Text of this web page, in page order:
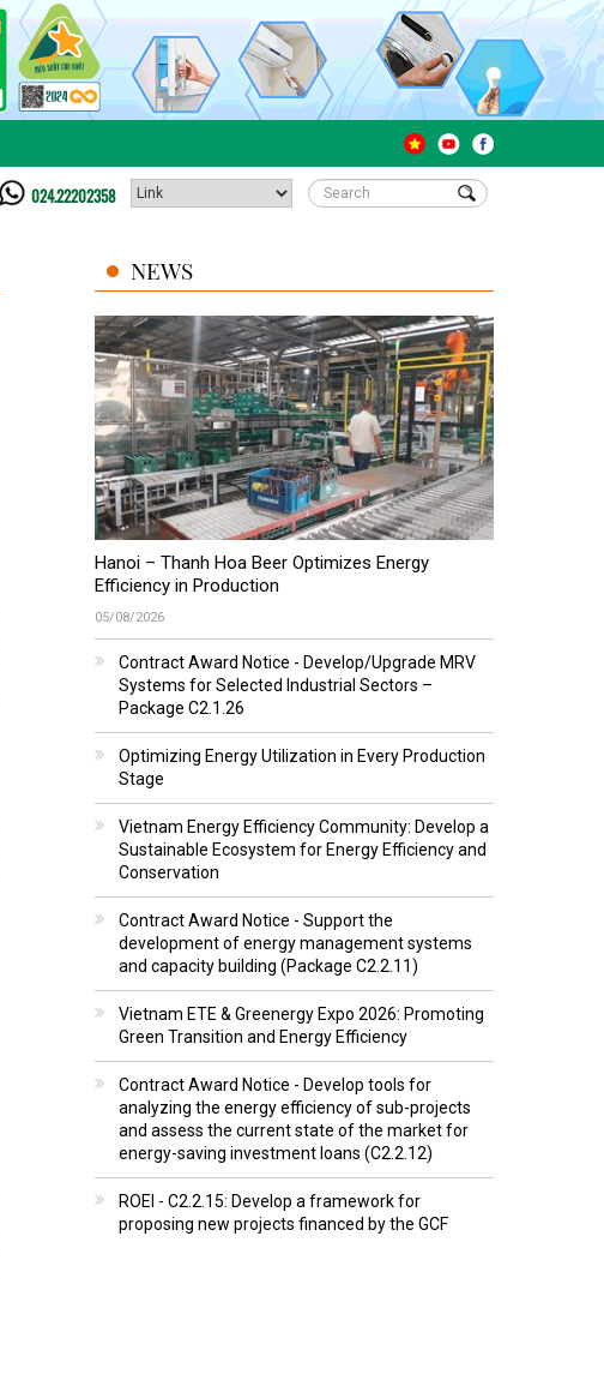
024.22202358
NEWS
Hanoi – Thanh Hoa Beer Optimizes Energy
Efficiency in Production
05/08/2026
Contract Award Notice - Develop/Upgrade MRV
Systems for Selected Industrial Sectors –
Package C2.1.26
Optimizing Energy Utilization in Every Production
Stage
Vietnam Energy Efficiency Community: Develop a
Sustainable Ecosystem for Energy Efficiency and
Conservation
Contract Award Notice - Support the
development of energy management systems
and capacity building (Package C2.2.11)
Vietnam ETE & Greenergy Expo 2026: Promoting
Green Transition and Energy Efficiency
Contract Award Notice - Develop tools for
analyzing the energy efficiency of sub-projects
and assess the current state of the market for
energy-saving investment loans (C2.2.12)
ROEI - C2.2.15: Develop a framework for
proposing new projects financed by the GCF